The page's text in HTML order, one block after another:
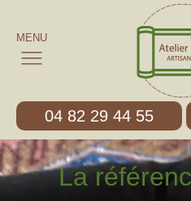
MENU
04 82 29 44 55
La